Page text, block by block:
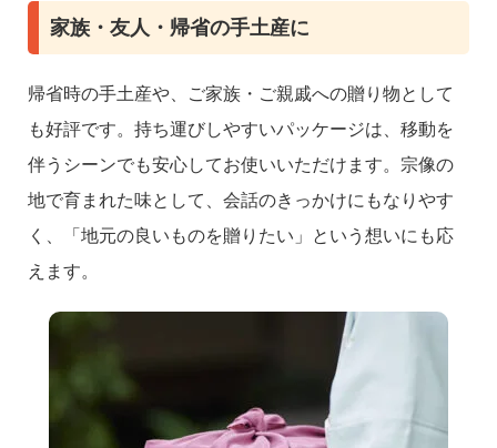
家族・友人・帰省の手土産に
帰省時の手土産や、ご家族・ご親戚への贈り物として
も好評です。持ち運びしやすいパッケージは、移動を
伴うシーンでも安心してお使いいただけます。宗像の
地で育まれた味として、会話のきっかけにもなりやす
く、「地元の良いものを贈りたい」という想いにも応
えます。